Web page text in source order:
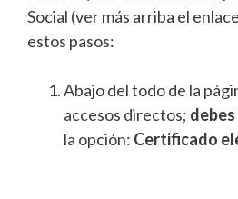
Social (ver más arriba el
estos pasos:
Abajo del todo de la
accesos directos;
la opción: Certificado